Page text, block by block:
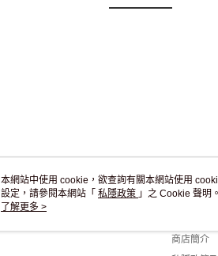
關於我
商店簡介
本網站中使用 cookie，欲查詢有關本網站使用
設定，請參閱本網站「 私隱政策 」之 Cookie 聲明
用 cookie。
了解更多 >